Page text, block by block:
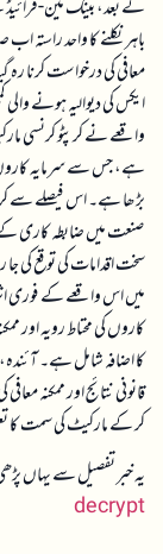
کے بعد، بینک مین-
باہر نکلنے کا واحد
معافی کی درخواست کرنا
ایکس کی دیوالیہ ہونے
واقعے نے کرپٹو کرنسی
ہے، جس سے سرمایہ
بڑھا ہے۔ اس فیصلے سے
صنعت میں ضابطہ کاری
سخت اقدامات کی توقع کی
میں اس واقعے کے فوری
کاروں کی محتاط رویہ اور
کا اضافہ شامل ہے۔
قانونی نتائج اور ممکنہ
کر کے مارکیٹ کی سمت کا
یہ خبر تفصیل سے یہاں
decrypt